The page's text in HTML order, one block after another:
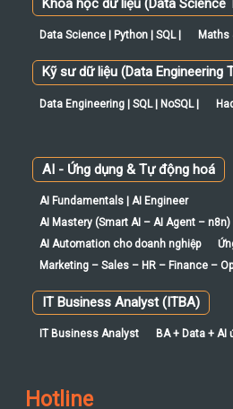
Kỹ sư dữ liệu (Data Engineering
Data Engineering | SQL | NoSQL |
AI Fundamentals | AI Engineer
AI Mastery (Smart AI – AI Agent – n8n)
AI Automation cho doanh nghiệp
Marketing – Sales – HR – Finance –
IT Business Analyst (ITBA)
IT Business Analyst BA + Data + AI
Khiếu nại CEO: 0982 521 378